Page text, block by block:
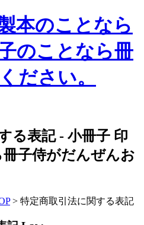
る表記 - 小冊子 印
子侍がだんぜんお
> 特定商取引法に関する表記